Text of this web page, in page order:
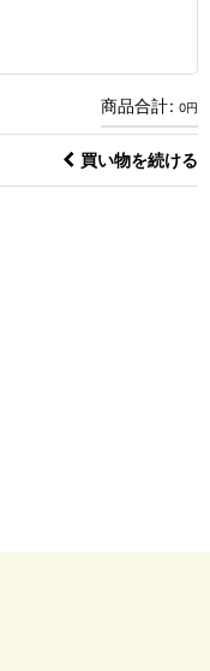
商品合計: 0円
買い物を続ける